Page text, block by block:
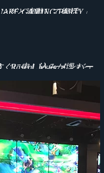
がパブリックビューイングと連動して復活
ぐに申し込みが埋まったそう。